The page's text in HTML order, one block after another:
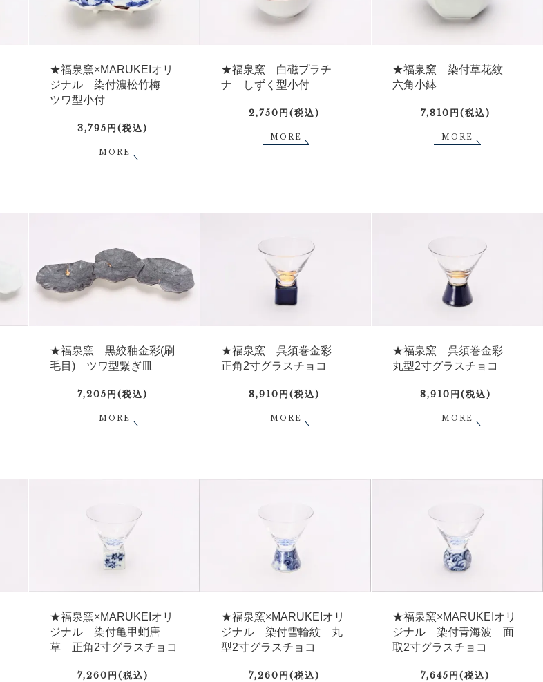
★福泉窯×MARUKEIオリ
ジナル 染付濃松竹梅
ツワ型小付
3,795円(税込)
MORE
★福泉窯 白磁プラチ
ナ しずく型小付
2,750円(税込)
MORE
★福泉窯 染付草花紋
六角小鉢
7,810円(税込)
MORE
★福泉窯 黒絞釉金彩(刷
毛目) ツワ型繋ぎ皿
7,205円(税込)
MORE
★福泉窯 呉須巻金彩
正角2寸グラスチョコ
8,910円(税込)
MORE
★福泉窯 呉須巻金彩
丸型2寸グラスチョコ
8,910円(税込)
MORE
★福泉窯×MARUKEIオリ
ジナル 染付亀甲蛸唐
草 正角2寸グラスチョコ
7,260円(税込)
★福泉窯×MARUKEIオリ
ジナル 染付雪輪紋 丸
型2寸グラスチョコ
7,260円(税込)
★福泉窯×MARUKEIオリ
ジナル 染付青海波 面
取2寸グラスチョコ
7,645円(税込)